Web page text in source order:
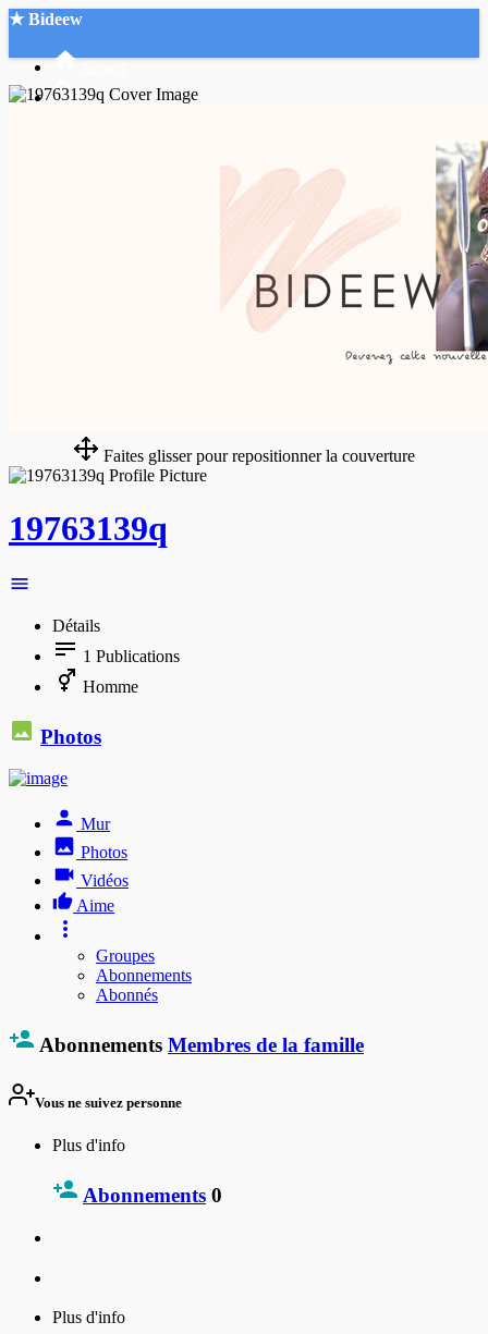
★ Bideew
Faites glisser pour repositionner la couverture
19763139q
Détails
1 Publications
Homme
Photos
Mur
Photos
Vidéos
Aime
Groupes
Abonnements
Abonnés
Abonnements Membres de la famille
Vous ne suivez personne
Plus d'info
Abonnements 0
Plus d'info